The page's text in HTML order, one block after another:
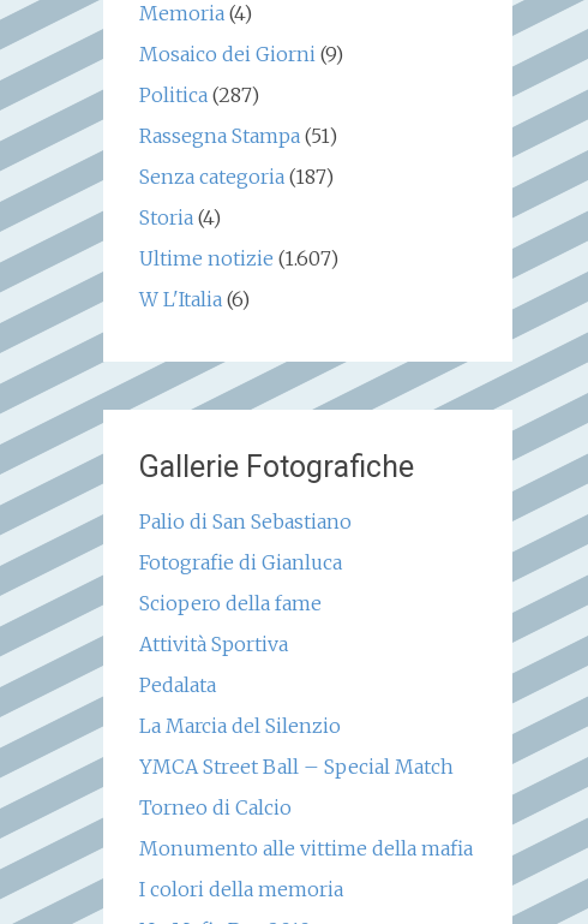
Memoria(4)
Mosaico dei Giorni(9)
Politica(287)
Rassegna Stampa(51)
Senza categoria(187)
Storia(4)
Ultime notizie (1.607)
W L'Italia(6)
Gallerie Fotografiche
Palio di San Sebastiano
Fotografie di Gianluca
Sciopero della fame
Attività Sportiva
Pedalata
La Marcia del Silenzio
YMCA Street Ball – Special Match
Torneo di Calcio
Monumento alle vittime della mafia
I colori della memoria